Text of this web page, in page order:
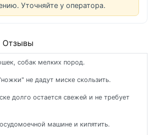
Уточняйте у оператора.
Отзывы
собак мелких пород.
не дадут миске скользить.
долго остается свежей и не требует
машине и кипятить.